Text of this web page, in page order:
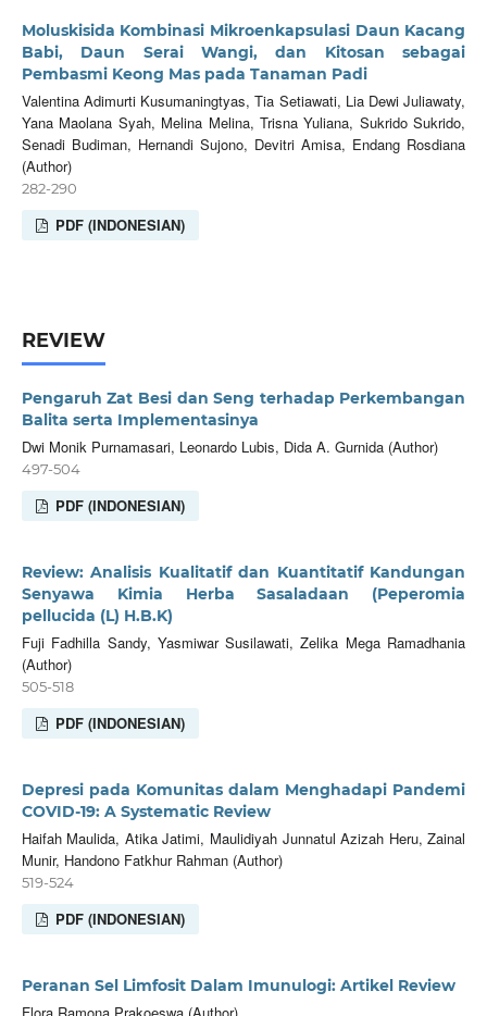
Moluskisida Kombinasi Mikroenkapsulasi Daun Kacang
Babi, Daun Serai Wangi, dan Kitosan sebagai
Pembasmi Keong Mas pada Tanaman Padi
Valentina Adimurti Kusumaningtyas, Tia Setiawati, Lia Dewi Juliawaty,
Yana Maolana Syah, Melina Melina, Trisna Yuliana, Sukrido Sukrido,
Senadi Budiman, Hernandi Sujono, Devitri Amisa, Endang Rosdiana
(Author)
282-290
PDF (INDONESIAN)
REVIEW
Pengaruh Zat Besi dan Seng terhadap Perkembangan
Balita serta Implementasinya
Dwi Monik Purnamasari, Leonardo Lubis, Dida A. Gurnida (Author)
497-504
PDF (INDONESIAN)
Review: Analisis Kualitatif dan Kuantitatif Kandungan
Senyawa Kimia Herba Sasaladaan (Peperomia
pellucida (L) H.B.K)
Fuji Fadhilla Sandy, Yasmiwar Susilawati, Zelika Mega Ramadhania
(Author)
505-518
PDF (INDONESIAN)
Depresi pada Komunitas dalam Menghadapi Pandemi
COVID-19: A Systematic Review
Haifah Maulida, Atika Jatimi, Maulidiyah Junnatul Azizah Heru, Zainal
Munir, Handono Fatkhur Rahman (Author)
519-524
PDF (INDONESIAN)
Peranan Sel Limfosit Dalam Imunulogi: Artikel Review